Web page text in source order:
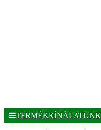
TERMÉKKÍNÁLATUNK